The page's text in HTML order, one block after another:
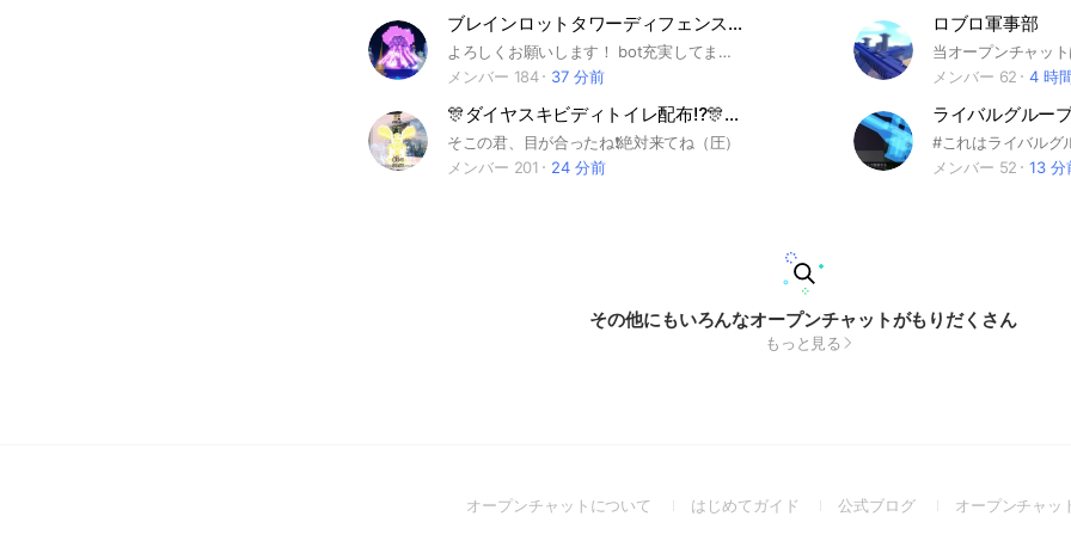
ブレインロットタワーディフェンス&ブレインロットを盗む&ブレインロットカードバトル トレード&攻略！
よろしくお願いします！ bot充実してます！ ここでは主にブレインロットタワーディフェンスの攻略情報を共有しています！ ブレインロットタワーディフェンス #robrox #ロブロックス #庭を育てる #庭を成長させる #glowagarden#グローガーガーデン #庭を育てる2 #glowagarden2 #庭2#ブレインロットカード#ブレインロットカードバトル #ブレインロット #ブレインロットを盗む #ガーデンタワー #ガーデン #ブロフル #ブロックスフルーツ #ガーデンタワーディフェンス #プラントVSブレインロット #プラントブレイン #プラブレ #プラントVSブレイン #プラント ブレイン #ブレインロッド #ブレインロッドを盗む #ブレインロッドタワー #ブレインロットタワーディフェンス #99サバイバル #99サバ #戦場 #99ナイトインザフォレスト #99日 #99日生き残る
メンバー 184
37 分前
ロブロ軍事部
メンバー 62
4 時
🎊ダイヤスキビディトイレ配布⁉️🎊ブレインロットを盗むメイン
そこの君、目が合ったね❗️絶対来てね（圧）
メンバー 201
24 分前
ライバルグルー
メンバー 52
13 分
その他にもいろんなオープンチャットがもりだくさん
もっと見る
オープンチャットについて
(Openはじめてガイド
(Open公式ブログ
(Openオープンチャッ